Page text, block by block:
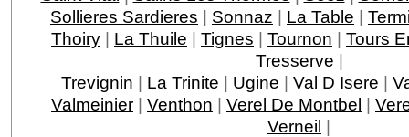
Sollieres Sardieres | Sonnaz | La Table |
Thoiry | La Thuile | Tignes | Tournon | Tours
Tresserve |
Trevignin | La Trinite | Ugine | Val D Isere |
Valmeinier | Venthon | Verel De Montbel |
Verneil |